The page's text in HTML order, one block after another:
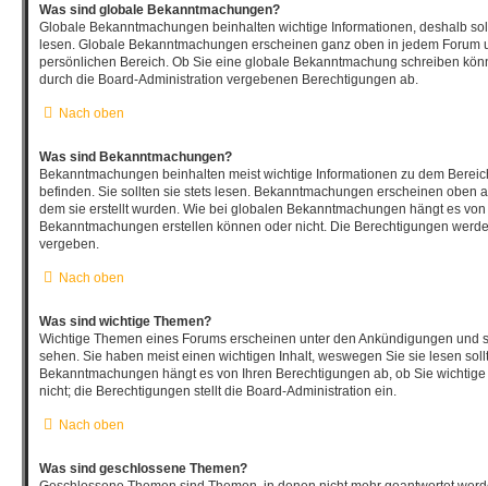
Was sind globale Bekanntmachungen?
Globale Bekanntmachungen beinhalten wichtige Informationen, deshalb
lesen. Globale Bekanntmachungen erscheinen ganz oben in jedem Forum
persönlichen Bereich. Ob Sie eine globale Bekanntmachung schreiben
durch die Board-Administration vergebenen Berechtigungen ab.
Nach oben
Was sind Bekanntmachungen?
Bekanntmachungen beinhalten meist wichtige Informationen zu dem
befinden. Sie sollten sie stets lesen. Bekanntmachungen erscheinen oben
dem sie erstellt wurden. Wie bei globalen Bekanntmachungen hängt es
Bekanntmachungen erstellen können oder nicht. Die Berechtigungen
vergeben.
Nach oben
Was sind wichtige Themen?
Wichtige Themen eines Forums erscheinen unter den Ankündigungen und
sehen. Sie haben meist einen wichtigen Inhalt, weswegen Sie sie lesen
Bekanntmachungen hängt es von Ihren Berechtigungen ab, ob Sie
nicht; die Berechtigungen stellt die Board-Administration ein.
Nach oben
Was sind geschlossene Themen?